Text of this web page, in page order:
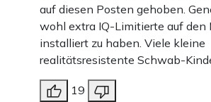
auf diesen Posten gehoben.
wohl extra IQ-Limitierte auf den
installiert zu haben. Viele kleine
realitätsresistente Schwab-
19